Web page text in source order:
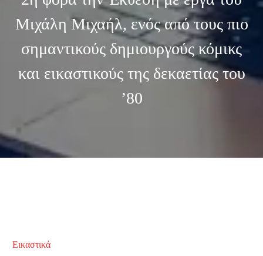
Μιχάλη Μιχαήλ, ενός από τους πιο
σημαντικούς δημιουργούς κόμικς
και εικαστικούς της δεκαετίας του
’80
Εικαστικά